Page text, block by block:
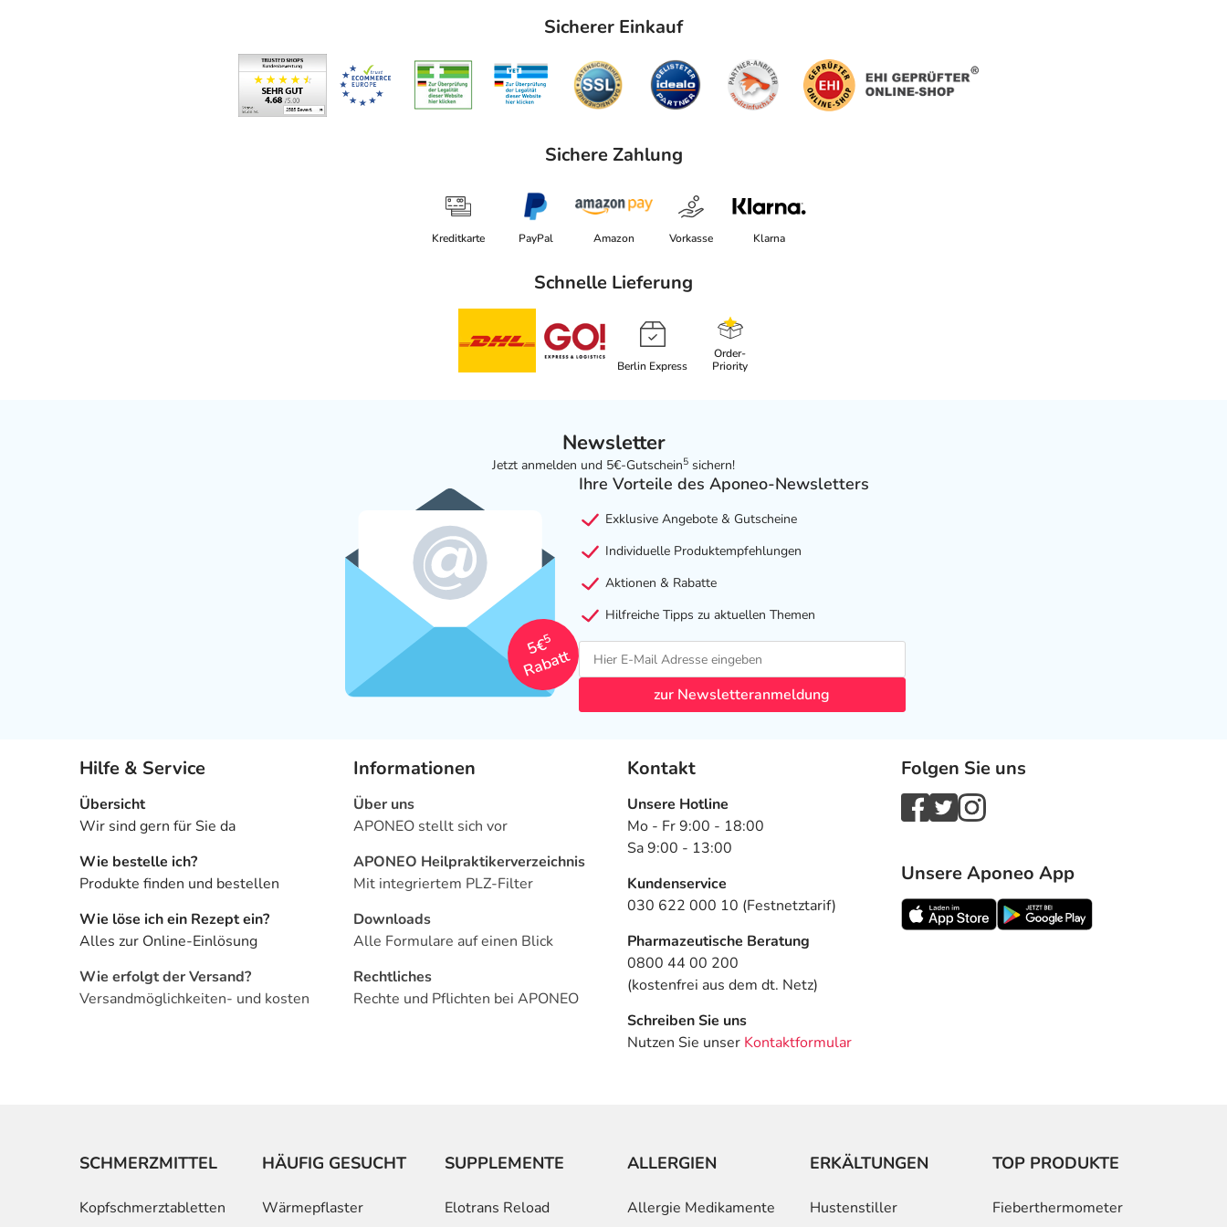
Sicherer Einkauf
Sichere Zahlung
Kreditkarte PayPal Amazon Vorkasse Klarna
Schnelle Lieferung
Berlin Express
Order-
Priority
Newsletter
Jetzt anmelden und 5€-Gutschein5 sichern!
5€
5
Rabatt
Ihre Vorteile des Aponeo-Newsletters
Exklusive Angebote & Gutscheine
Individuelle Produktempfehlungen
Aktionen & Rabatte
Hilfreiche Tipps zu aktuellen Themen
zur Newsletteranmeldung
Hilfe & Service
Übersicht
Wir sind gern für Sie da
Wie bestelle ich?
Produkte finden und bestellen
Wie löse ich ein Rezept ein?
Alles zur Online-Einlösung
Wie erfolgt der Versand?
Versandmöglichkeiten- und kosten
Informationen
Über uns
APONEO stellt sich vor
APONEO Heilpraktikerverzeichnis
Mit integriertem PLZ-Filter
Downloads
Alle Formulare auf einen Blick
Rechtliches
Rechte und Pflichten bei APONEO
Kontakt
Unsere Hotline
Mo - Fr 9:00 - 18:00
Sa 9:00 - 13:00
Kundenservice
030 622 000 10 (Festnetztarif)
Pharmazeutische Beratung
0800 44 00 200
(kostenfrei aus dem dt. Netz)
Schreiben Sie uns
Nutzen Sie unser Kontaktformular
Folgen Sie uns
Unsere Aponeo App
SCHMERZMITTEL
Kopfschmerztabletten
HÄUFIG GESUCHT
Wärmepflaster
SUPPLEMENTE
Elotrans Reload
ALLERGIEN
Allergie Medikamente
ERKÄLTUNGEN
Hustenstiller
TOP PRODUKTE
Fieberthermometer